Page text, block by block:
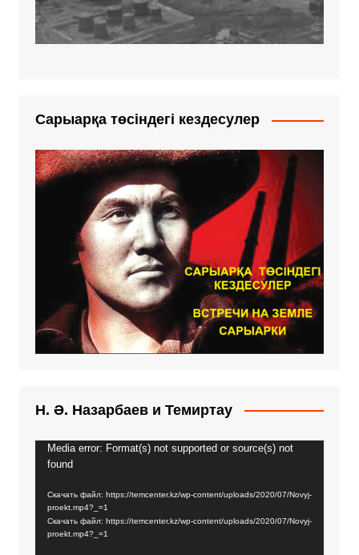
Сарыарқа төсіндегі кездесулер
Н. Ә. Назарбаев и Темиртау
Видеоплеер
Media error: Format(s) not supported or source(s) not
found
Скачать файл: https://temcenter.kz/wp-content/uploads/2020/07/Novyj-
proekt.mp4?_=1
Скачать файл: https://temcenter.kz/wp-content/uploads/2020/07/Novyj-
proekt.mp4?_=1